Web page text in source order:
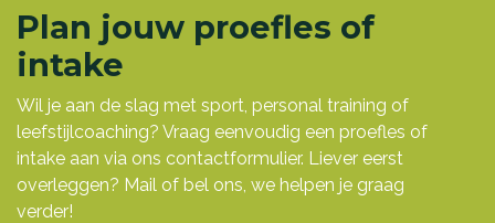
Plan jouw proefles of
intake
Wil je aan de slag met sport, personal training of
leefstijlcoaching? Vraag eenvoudig een proefles of
intake aan via ons contactformulier. Liever eerst
overleggen? Mail of bel ons, we helpen je graag
verder!